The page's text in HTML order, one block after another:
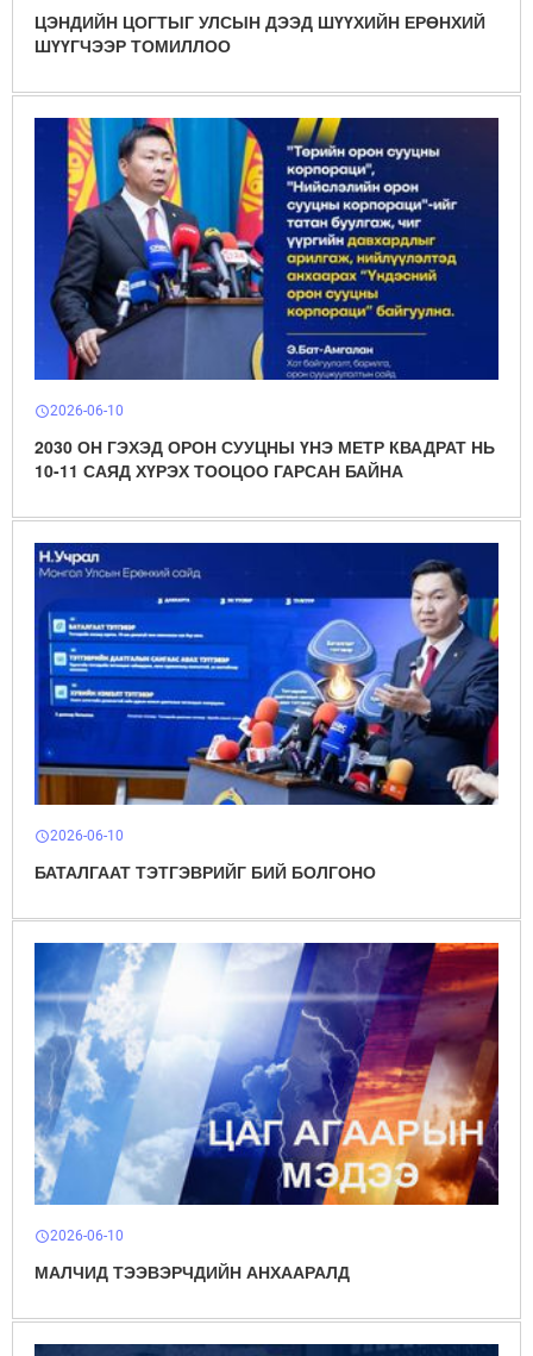
ЦЭНДИЙН ЦОГТЫГ УЛСЫН ДЭЭД ШҮҮХИЙН ЕРӨНХИЙ
ШҮҮГЧЭЭР ТОМИЛЛОО
schedule2026-06-10
2030 ОН ГЭХЭД ОРОН СУУЦНЫ ҮНЭ МЕТР КВАДРАТ НЬ
10-11 САЯД ХҮРЭХ ТООЦОО ГАРСАН БАЙНА
schedule2026-06-10
БАТАЛГААТ ТЭТГЭВРИЙГ БИЙ БОЛГОНО
schedule2026-06-10
МАЛЧИД ТЭЭВЭРЧДИЙН АНХААРАЛД